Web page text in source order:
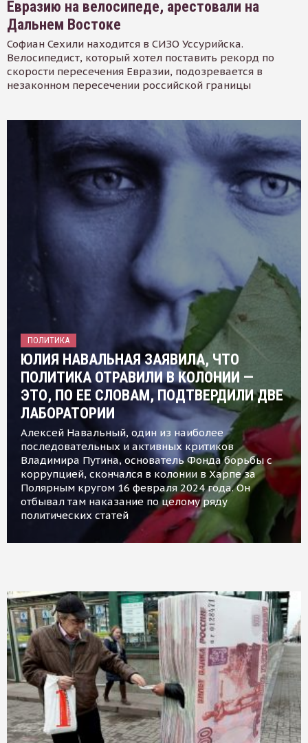
Евразию на велосипеде, арестовали на
Дальнем Востоке
Софиан Сехили находится в СИЗО Уссурийска.
Велосипедист, который хотел поставить рекорд по
скорости пересечения Евразии, подозревается в
незаконном пересечении российской границы
ПОЛИТИКА
ЮЛИЯ НАВАЛЬНАЯ ЗАЯВИЛА, ЧТО
ПОЛИТИКА ОТРАВИЛИ В КОЛОНИИ —
ЭТО, ПО ЕЕ СЛОВАМ, ПОДТВЕРДИЛИ ДВЕ
ЛАБОРАТОРИИ
Алексей Навальный, один из наиболее
последовательных и активных критиков
Владимира Путина, основатель Фонда борьбы с
коррупцией, скончался в колонии в Харпе за
Полярным кругом 16 февраля 2024 года. Он
отбывал там наказание по целому ряду
политических статей